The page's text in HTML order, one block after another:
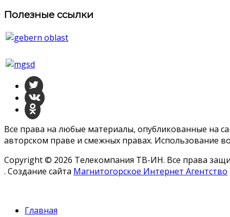
Полезные ссылки
Все права на любые материалы, опубликованные на
авторском праве и смежных правах. Использование
Copyright © 2026 Телекомпания ТВ-ИН. Все права
. Создание сайта Магнитогорское Интернет Агентство
Главная